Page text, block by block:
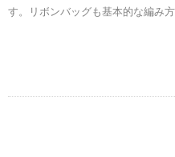
す。リボンバッグも基本的な編み